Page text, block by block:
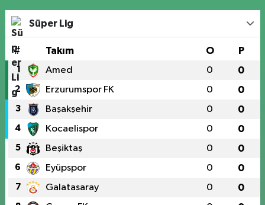
Süper Lig
# Takım O P
1 Amed 0 0
2 Erzurumspor FK 0 0
3 Başakşehir 0 0
4 Kocaelispor 0 0
5 Beşiktaş 0 0
6 Eyüpspor 0 0
7 Galatasaray 0 0